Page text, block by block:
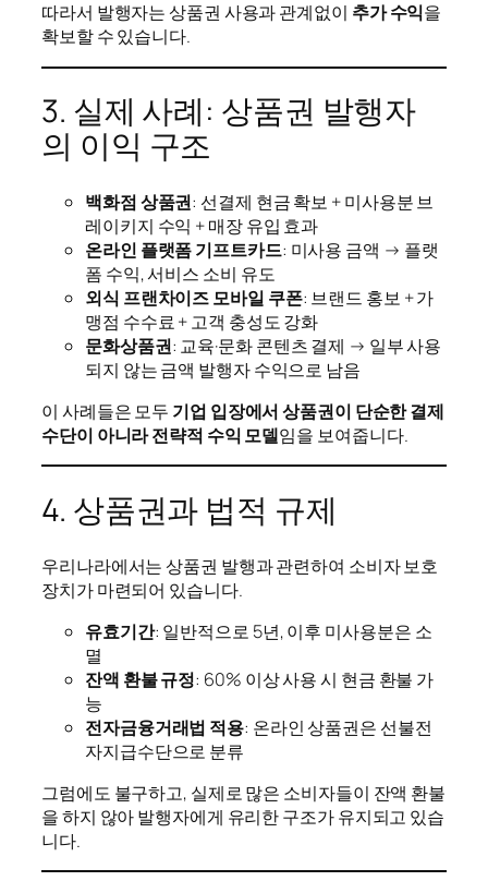
따라서 발행자는 상품권 사용과 관계없이 추가 수익을
확보할 수 있습니다.
3. 실제 사례: 상품권 발행자
의 이익 구조
백화점 상품권: 선결제 현금 확보 + 미사용분 브
레이키지 수익 + 매장 유입 효과
온라인 플랫폼 기프트카드: 미사용 금액 → 플랫
폼 수익, 서비스 소비 유도
외식 프랜차이즈 모바일 쿠폰: 브랜드 홍보 + 가
맹점 수수료 + 고객 충성도 강화
문화상품권: 교육·문화 콘텐츠 결제 → 일부 사용
되지 않는 금액 발행자 수익으로 남음
이 사례들은 모두 기업 입장에서 상품권이 단순한 결제
수단이 아니라 전략적 수익 모델임을 보여줍니다.
4. 상품권과 법적 규제
우리나라에서는 상품권 발행과 관련하여 소비자 보호
장치가 마련되어 있습니다.
유효기간: 일반적으로 5년, 이후 미사용분은 소
멸
잔액 환불 규정: 60% 이상 사용 시 현금 환불 가
능
전자금융거래법 적용: 온라인 상품권은 선불전
자지급수단으로 분류
그럼에도 불구하고, 실제로 많은 소비자들이 잔액 환불
을 하지 않아 발행자에게 유리한 구조가 유지되고 있습
니다.